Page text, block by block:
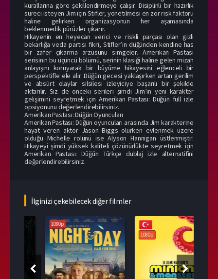
kurallarına göre şekillendirmeye çalışır. Disiplinli bir hazırlık
süreci isteyen Jim için Stifler, yönetilmesi en zor risk faktörü
haline gelirken organizasyonun her aşamasında
beklenmedik pürüzler çıkarır.
Hikayenin en heyecan verici ve riskli parçası olan gizli
bekarlığa veda partisi fikri, Stifler’ın düğünden kendine has
bir zafer çıkarma arzusunu simgeler. Amerikan Pastası
serisinin bu üçüncü bölümü, serinin klasiği haline gelen mizah
anlayışını koruyarak bir büyüme hikayesini eğlenceli bir
perspektifle ele alır. Düğün gecesi yaklaşırken artan gerilim
ve absürt olaylar silsilesi izleyiciye başarılı bir şekilde
aktarılır. Siz de önceki serileri şimdi Jim’in yeni karakter
gelişimini seyretmek için Amerikan Pastası: Düğün full izle
opsiyonunu değerlendirebilirsiniz.
Amerikan Pastası: Düğün Oyuncuları
Amerikan Pastası: Düğün oyuncuları arasında Jim karakterine
hayat veren aktör Jason Biggs olurken evlenmek üzere
olduğu Michelle rolünü ise Alyson Hannigan üstlenmiştir.
Hikayeyi şimdi yüksek kaliteli çözünürlükte seyretmek için
Amerikan Pastası: Düğün Türkçe dublaj izle alternatifini
değerlendirebilirsiniz.
İlginizi çekebilecek diğer filmler
1080p
1080p